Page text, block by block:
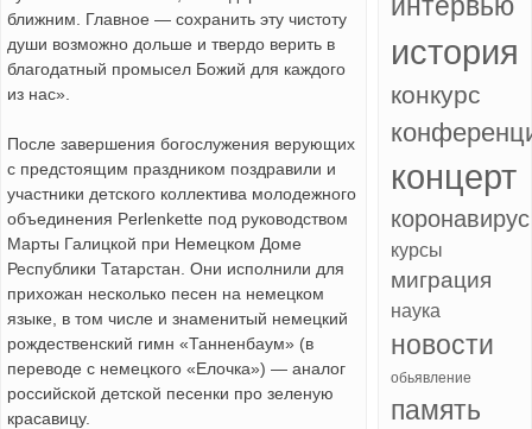
ближним. Главное — сохранить эту чистоту
души возможно дольше и твердо верить в
благодатный промысел Божий для каждого
из нас».
После завершения богослужения верующих
с предстоящим праздником поздравили и
участники детского коллектива молодежного
объединения Perlenkette под руководством
Марты Галицкой при Немецком Доме
Республики Татарстан. Они исполнили для
прихожан несколько песен на немецком
языке, в том числе и знаменитый немецкий
рождественский гимн «Танненбаум» (в
переводе с немецкого «Елочка») — аналог
российской детской песенки про зеленую
красавицу.
интервью
история
конкурс
концерт
коронавирус
курсы
миграция
наука
новости
обьявление
память